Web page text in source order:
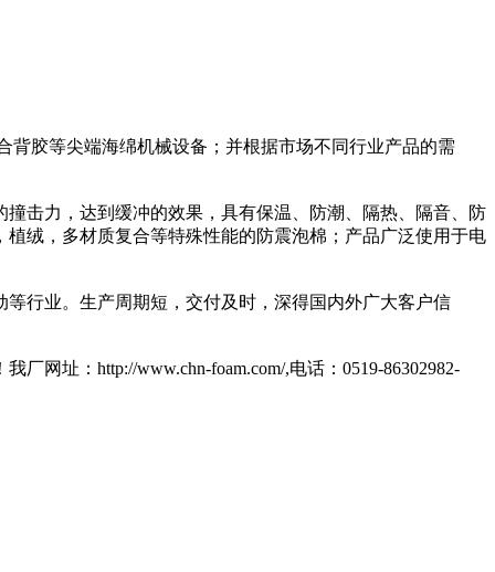
胶等尖端海绵机械设备；并根据市场不同行业产品的需
击力，达到缓冲的效果，具有保温、防潮、隔热、隔音、防
绒，多材质复合等特殊性能的防震泡棉；产品广泛使用于电
行业。生产周期短，交付及时，深得国内外广大客户信
网址：http://www.chn-foam.com/,电话：0519-86302982-